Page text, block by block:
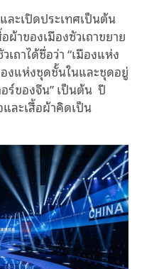
ะเปิดประเทศเป็นต้น
าของเมืองซัวเถาขยาย
ถาได้ชื่อว่า “เมืองแห่ง
งแห่งชุดชั้นในและชุดอยู่
อร์ของจีน” เป็นต้น ปี
ละเสื้อผ้าคิดเป็น